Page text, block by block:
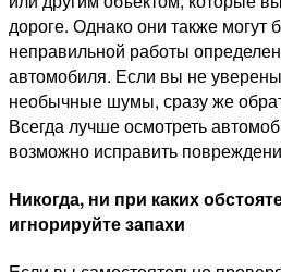
дороге. Однако они также могут
неправильной работы
автомобиля. Если вы не
необычные шумы, сразу же
Всегда лучше осмотреть
возможно исправить
Никогда, ни при каких
игнорируйте запахи